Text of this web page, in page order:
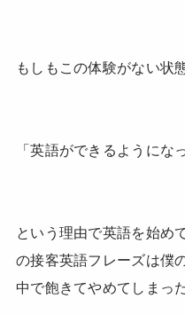
もしもこの体験がない状
「英語ができるようにな
という理由で英語を始め
の接客英語フレーズは僕
中で飽きてやめてしまっ